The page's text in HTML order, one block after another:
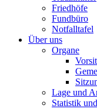
Friedhöfe
Fundbüro
Notfalltafel
Über uns
Organe
Lage und
Statistik